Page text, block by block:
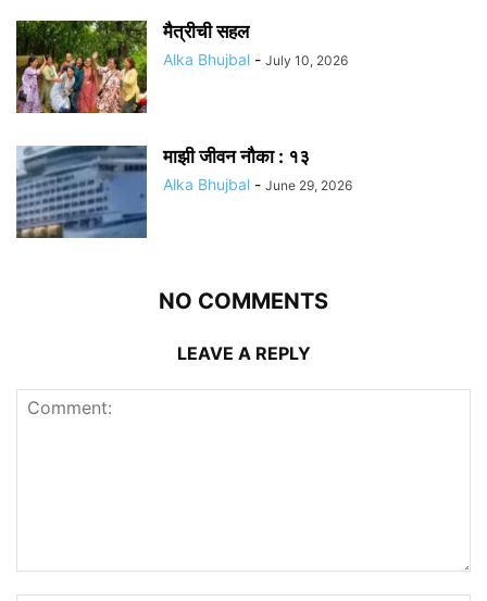
मैत्रीची सहल
Alka Bhujbal - July 10, 2026
माझी जीवन नौका : १३
Alka Bhujbal - June 29, 2026
NO COMMENTS
LEAVE A REPLY